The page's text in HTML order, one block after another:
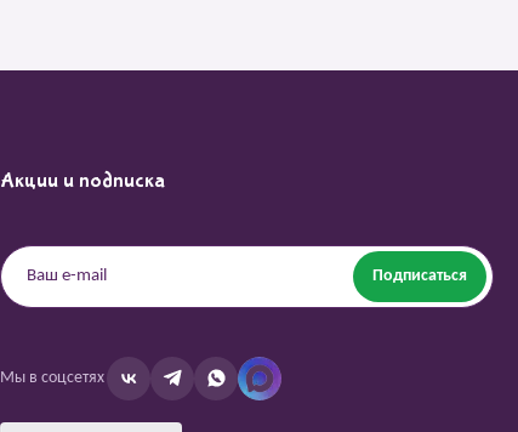
Акции и подписка
Подписаться
Мы в соцсетях